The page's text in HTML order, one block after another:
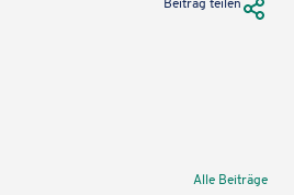
URL
Alle Beiträge